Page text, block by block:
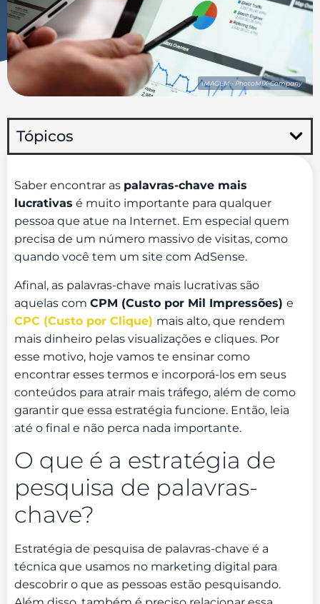
IMAGEM - PhotoMIX-Company
Tópicos
Saber encontrar as palavras-chave mais
lucrativas é muito importante para qualquer
pessoa que atue na Internet. Em especial quem
precisa de um número massivo de visitas, como
quando você tem um site com AdSense.
Afinal, as palavras-chave mais lucrativas são
aquelas com CPM (Custo por Mil Impressões) e
CPC (Custo por Clique) mais alto, que rendem
mais dinheiro pelas visualizações e cliques. Por
esse motivo, hoje vamos te ensinar como
encontrar esses termos e incorporá-los em seus
conteúdos para atrair mais tráfego, além de como
garantir que essa estratégia funcione. Então, leia
até o final e não perca nada importante.
O que é a estratégia de
pesquisa de palavras-
chave?
Estratégia de pesquisa de palavras-chave é a
técnica que usamos no marketing digital para
descobrir o que as pessoas estão pesquisando.